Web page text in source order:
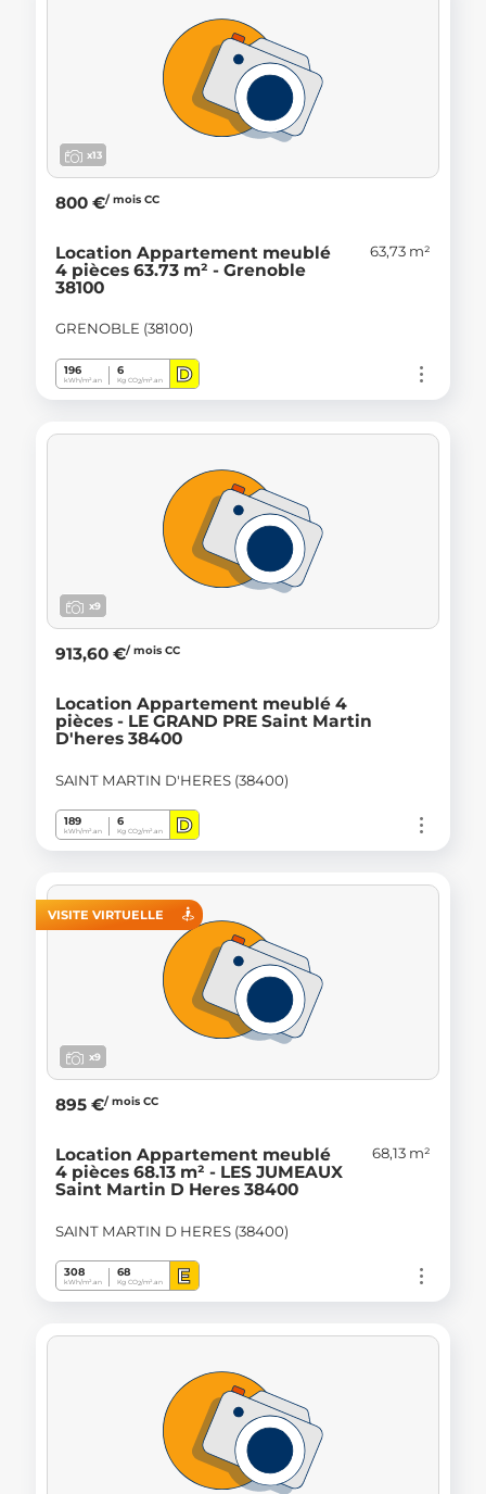
x13
800 €/ mois CC
Location Appartement meublé
4 pièces 63.73 m² - Grenoble
38100
63,73 m²
GRENOBLE (38100)
196
kWh/m².an
6
Kg CO2/m².an D
x9
913,60 €/ mois CC
Location Appartement meublé 4
pièces - LE GRAND PRE Saint Martin
D'heres 38400
SAINT MARTIN D'HERES (38400)
189
kWh/m².an
6
Kg CO2/m².an D
VISITE VIRTUELLE
x9
895 €/ mois CC
Location Appartement meublé
4 pièces 68.13 m² - LES JUMEAUX
Saint Martin D Heres 38400
68,13 m²
SAINT MARTIN D HERES (38400)
308
kWh/m².an
68
Kg CO2/m².an E